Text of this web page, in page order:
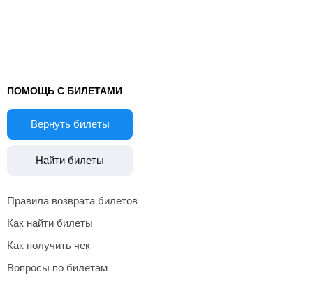
ПОМОЩЬ С БИЛЕТАМИ
Вернуть билеты
Найти билеты
Правила возврата билетов
Как найти билеты
Как получить чек
Вопросы по билетам